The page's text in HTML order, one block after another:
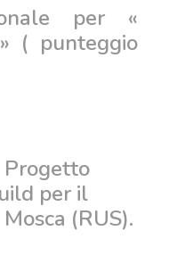
per «
( punteggio
Progetto
per il
(RUS).